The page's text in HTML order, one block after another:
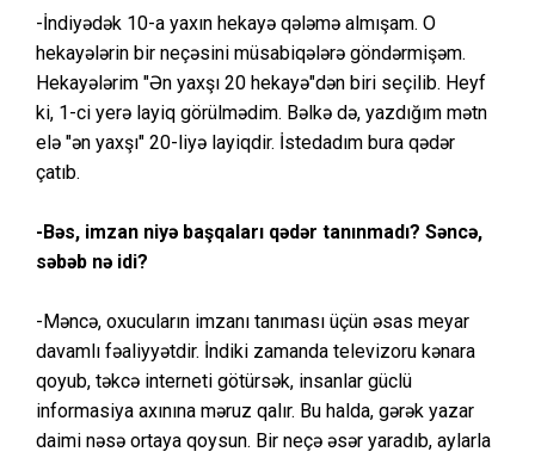
-İndiyədək 10-a yaxın hekayə qələmə almışam. O
hekayələrin bir neçəsini müsabiqələrə göndərmişəm.
Hekayələrim "Ən yaxşı 20 hekayə"dən biri seçilib. Heyf
ki, 1-ci yerə layiq görülmədim. Bəlkə də, yazdığım mətn
elə "ən yaxşı" 20-liyə layiqdir. İstedadım bura qədər
çatıb.
-Bəs, imzan niyə başqaları qədər tanınmadı? Səncə,
səbəb nə idi?
-Məncə, oxucuların imzanı tanıması üçün əsas meyar
davamlı fəaliyyətdir. İndiki zamanda televizoru kənara
qoyub, təkcə interneti götürsək, insanlar güclü
informasiya axınına məruz qalır. Bu halda, gərək yazar
daimi nəsə ortaya qoysun. Bir neçə əsər yaradıb, aylarla